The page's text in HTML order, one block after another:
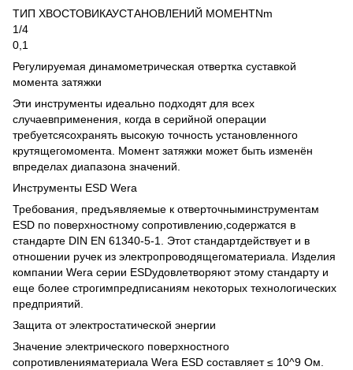
ТИП ХВОСТОВИКАУСТАНОВЛЕНИЙ МОМЕНТNm
1/4
0,1
Регулируемая динамометрическая отвертка суставкой
момента затяжки
Эти инструменты идеально подходят для всех
случаевприменения, когда в серийной операции
требуетсясохранять высокую точность установленного
крутящегомомента. Момент затяжки может быть изменён
впределах диапазона значений.
Инструменты ESD Wera
Требования, предъявляемые к отверточныминструментам
ESD по поверхностному сопротивлению,содержатся в
стандарте DIN EN 61340-5-1. Этот стандартдействует и в
отношении ручек из электропроводящегоматериала. Изделия
компании Wera серии ESDудовлетворяют этому стандарту и
еще более строгимпредписаниям некоторых технологических
предприятий.
Защита от электростатической энергии
Значение электрического поверхностного
сопротивленияматериала Wera ESD составляет ≤ 10^9 Ом.